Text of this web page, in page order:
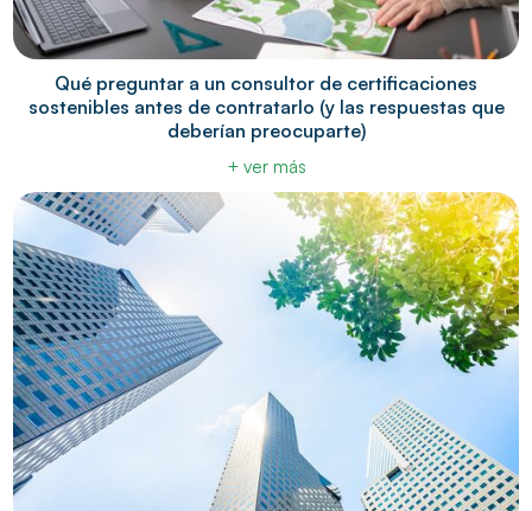
Qué preguntar a un consultor de certificaciones
sostenibles antes de contratarlo (y las respuestas que
deberían preocuparte)
+ ver más